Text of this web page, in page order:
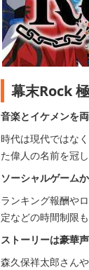
幕末Rock
音楽とイケメンを
時代は現代ではな
た偉人の名前を冠
ソーシャルゲーム
ランキング報酬や
定などの時間制限
ストーリーは豪華
森久保祥太郎さん